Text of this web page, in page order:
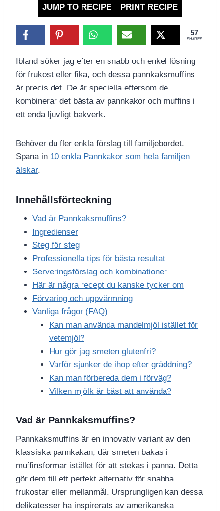
JUMP TO RECIPE PRINT RECIPE
57
SHARES
Ibland söker jag efter en snabb och enkel lösning
för frukost eller fika, och dessa pannkaksmuffins
är precis det. De är speciella eftersom de
kombinerar det bästa av pannkakor och muffins i
ett enda ljuvligt bakverk.
Behöver du fler enkla förslag till familjebordet.
Spana in 10 enkla Pannkakor som hela familjen
älskar.
Innehållsförteckning
Vad är Pannkaksmuffins?
Ingredienser
Steg för steg
Professionella tips för bästa resultat
Serveringsförslag och kombinationer
Här är några recept du kanske tycker om
Förvaring och uppvärmning
Vanliga frågor (FAQ)
Kan man använda mandelmjöl istället för
vetemjöl?
Hur gör jag smeten glutenfri?
Varför sjunker de ihop efter gräddning?
Kan man förbereda dem i förväg?
Vilken mjölk är bäst att använda?
Vad är Pannkaksmuffins?
Pannkaksmuffins är en innovativ variant av den
klassiska pannkakan, där smeten bakas i
muffinsformar istället för att stekas i panna. Detta
gör dem till ett perfekt alternativ för snabba
frukostar eller mellanmål. Ursprungligen kan dessa
delikatesser ha inspirerats av amerikanska